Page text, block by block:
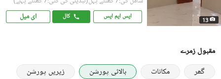
13 ایس ایم ایس کال ای میل
مقبول زمرے
گھر
مکانات بالائی پورشن زیریں پورشن